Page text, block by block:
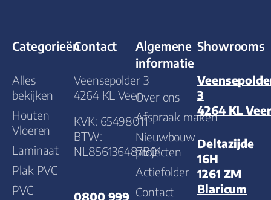
Categorieën
Alles
bekijken
Houten
Vloeren
Laminaat
Plak PVC
PVC
Contact
Veensepolder 3
4264 KL Veen
KVK: 65498011
BTW:
NL856136487B01
0800 999
Algemene
informatie
Over ons
Afspraak maken
Nieuwbouw
projecten
Actiefolder
Contact
Showrooms
3
4264 KL
Deltazijde
16H
1261 ZM
Blaricum